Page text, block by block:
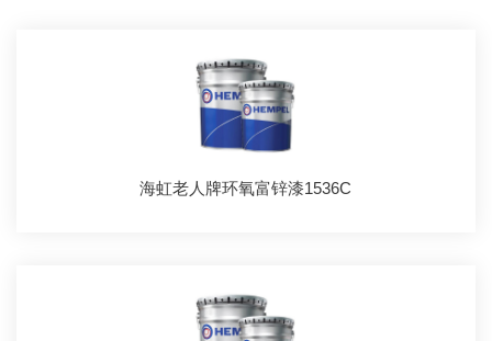
海虹老人牌环氧富锌漆1536C